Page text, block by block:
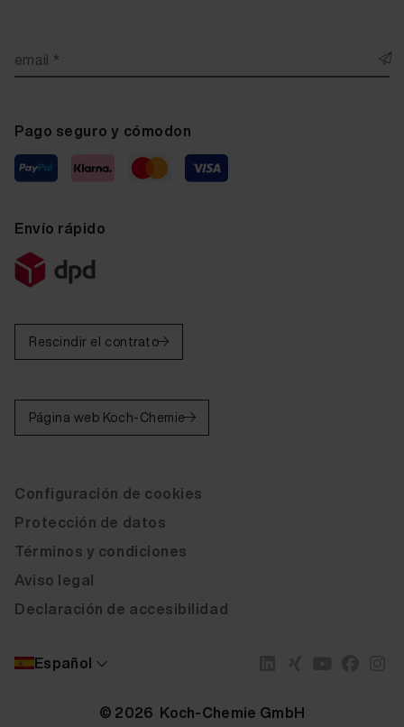
email *
Pago seguro y cómodon
Envío rápido
Rescindir el contrato
Página web Koch-Chemie
Español
© 2026 Koch-Chemie GmbH
Configuración de cookies
Protección de datos
Términos y condiciones
Aviso legal
Declaración de accesibilidad